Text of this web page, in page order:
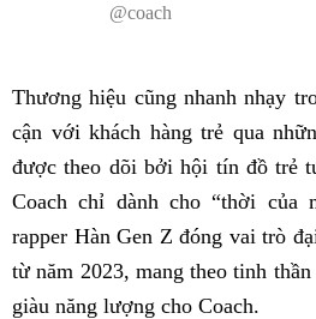
@coach
Thương hiệu cũng nhanh nhạy
cận với khách hàng trẻ qua
được theo dõi bởi hội tín đồ trẻ
Coach chỉ dành cho “thời của
rapper Hàn Gen Z đóng vai trò
từ năm 2023, mang theo tinh
giàu năng lượng cho Coach.